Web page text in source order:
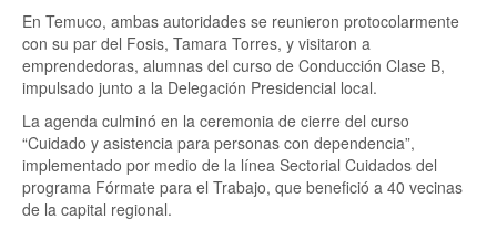
En Temuco, ambas autoridades se reunieron protocolarmente
con su par del Fosis, Tamara Torres, y visitaron a
emprendedoras, alumnas del curso de Conducción Clase B,
impulsado junto a la Delegación Presidencial local.
La agenda culminó en la ceremonia de cierre del curso
“Cuidado y asistencia para personas con dependencia”,
implementado por medio de la línea Sectorial Cuidados del
programa Fórmate para el Trabajo, que benefició a 40 vecinas
de la capital regional.